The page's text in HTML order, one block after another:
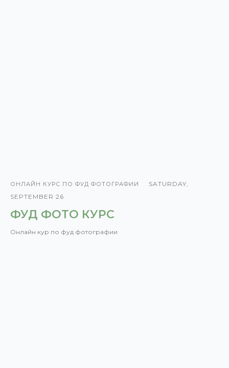
ОНЛАЙН КУРС ПО ФУД ФОТОГРАФИИ
SATURDAY,
SEPTEMBER 26
ФУД ФОТО КУРС
Онлайн кур по фуд фотографии